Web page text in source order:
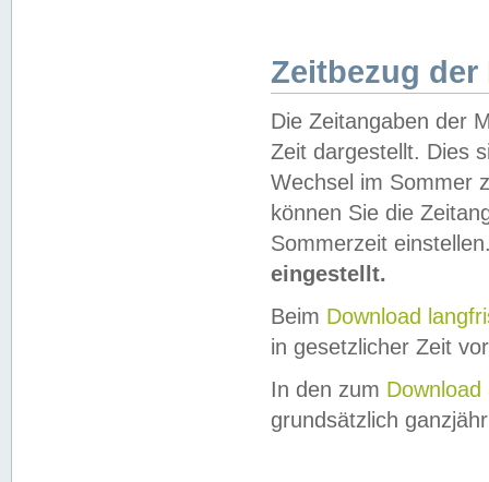
Zeitbezug der
Die Zeitangaben der
Zeit dargestellt. Dies
Wechsel im Sommer
können Sie die
Sommerzeit
eingestellt.
Beim Download
in gesetzlicher Zeit
In den zum Download
grundsätzlich